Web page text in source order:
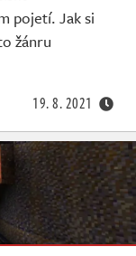
pojetí. Jak si
žánru
19. 8. 2021